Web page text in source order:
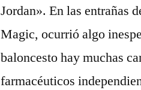
Jordan». En las entrañas
Magic, ocurrió algo
baloncesto hay muchas
farmacéuticos